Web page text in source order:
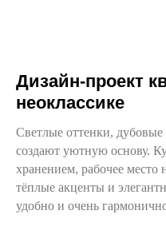
Дизайн-проект
неоклассике
Светлые оттенки,
создают уютную основу.
хранением, рабочее место
тёплые акценты и
удобно и очень